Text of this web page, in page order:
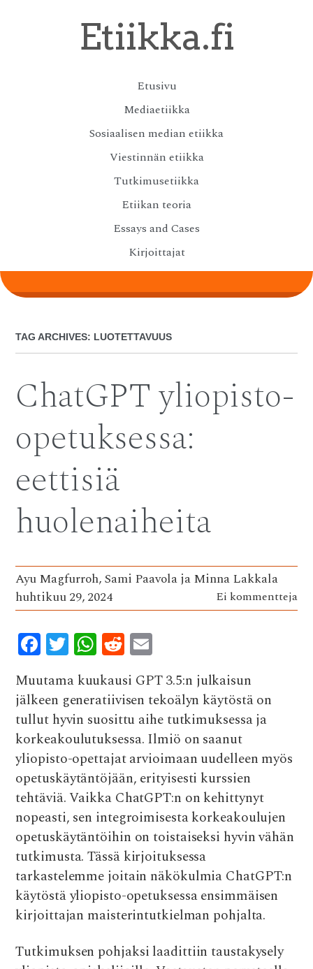
Etiikka.fi
Etusivu
Mediaetiikka
Sosiaalisen median etiikka
Viestinnän etiikka
Tutkimusetiikka
Etiikan teoria
Essays and Cases
Kirjoittajat
TAG ARCHIVES: LUOTETTAVUUS
ChatGPT yliopisto-
opetuksessa:
eettisiä
huolenaiheita
Ayu Magfurroh, Sami Paavola ja Minna Lakkala
huhtikuu 29, 2024
Ei kommentteja
F
ac
e
b
o
o
k
T
w
it
te
r
W
h
at
s
A
p
p
R
e
d
di
t
m
ai
l
Muutama kuukausi GPT 3.5:n julkaisun
jälkeen generatiivisen tekoälyn käytöstä on
tullut hyvin suosittu aihe tutkimuksessa ja
korkeakoulutuksessa. Ilmiö on saanut
yliopisto-opettajat arvioimaan uudelleen myös
opetuskäytäntöjään, erityisesti kurssien
tehtäviä. Vaikka ChatGPT:n on kehittynyt
nopeasti, sen integroimisesta korkeakoulujen
opetuskäytäntöihin on toistaiseksi hyvin vähän
tutkimusta. Tässä kirjoituksessa
tarkastelemme joitain näkökulmia ChatGPT:n
käytöstä yliopisto-opetuksessa ensimmäisen
kirjoittajan maisterintutkielman pohjalta.
Tutkimuksen pohjaksi laadittiin taustakysely